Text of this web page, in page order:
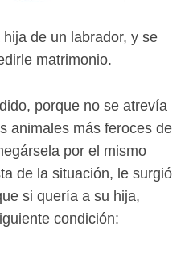
de un labrador, y se
matrimonio.
porque no se atrevía
animales más feroces de
por el mismo
de la situación, le surgió
si quería a su hija,
condición: